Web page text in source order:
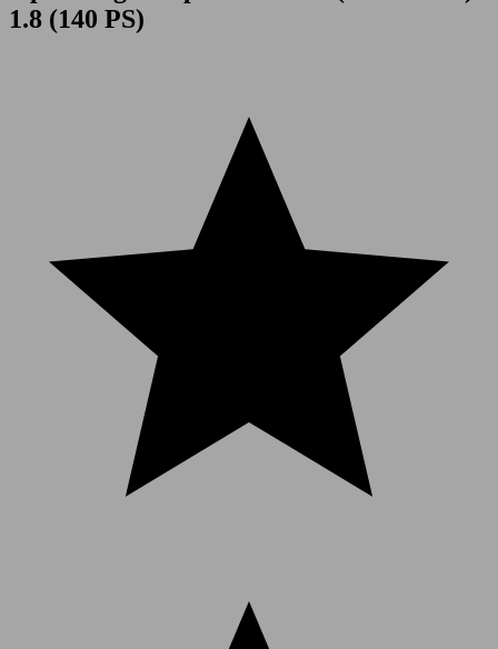
1.8 (140 PS)